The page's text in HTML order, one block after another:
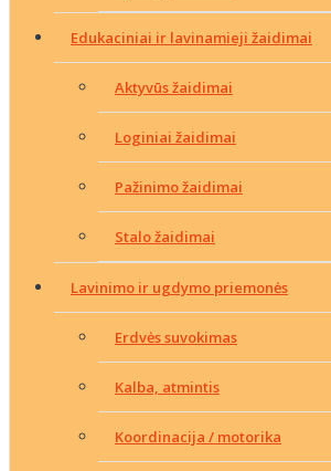
Edukaciniai ir lavinamieji žaidimai
Aktyvūs žaidimai
Loginiai žaidimai
Pažinimo žaidimai
Stalo žaidimai
Lavinimo ir ugdymo priemonės
Erdvės suvokimas
Kalba, atmintis
Koordinacija / motorika